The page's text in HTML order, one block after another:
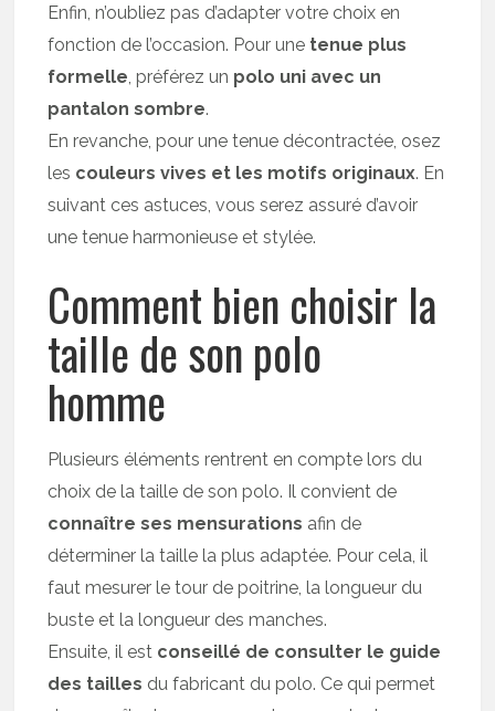
Enfin, n’oubliez pas d’adapter votre choix en
fonction de l’occasion. Pour une tenue plus
formelle , préférez un polo uni avec un
pantalon sombre.
En revanche, pour une tenue décontractée, osez
les couleurs vives et les motifs originaux. En
suivant ces astuces, vous serez assuré d’avoir
une tenue harmonieuse et stylée.
Comment bien choisir la
taille de son polo
homme
Plusieurs éléments rentrent en compte lors du
choix de la taille de son polo. Il convient de
connaître ses mensurations afin de
déterminer la taille la plus adaptée. Pour cela, il
faut mesurer le tour de poitrine, la longueur du
buste et la longueur des manches.
Ensuite, il est conseillé de consulter le guide
des tailles du fabricant du polo. Ce qui permet